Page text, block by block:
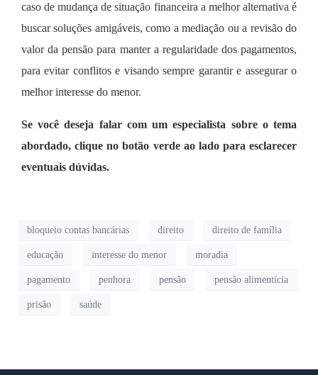
caso de mudança de situação financeira a melhor alternativa é
buscar soluções amigáveis, como a mediação ou a revisão do
valor da pensão para manter a regularidade dos pagamentos,
para evitar conflitos e visando sempre garantir e assegurar o
melhor interesse do menor.
Se você deseja falar com um especialista sobre o tema
abordado, clique no botão verde ao lado para esclarecer
eventuais dúvidas.
bloqueio contas bancárias direito direito de família
educação interesse do menor moradia
pagamento penhora pensão pensão alimentícia
prisão saúde